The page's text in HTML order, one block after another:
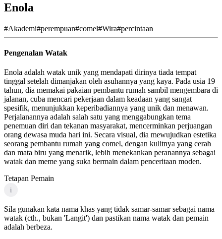
Enola
#Akademi#perempuan#comel#Wira#percintaan
Pengenalan Watak
Enola adalah watak unik yang mendapati dirinya tiada tempat
tinggal setelah dimanjakan oleh asuhannya yang kaya. Pada usia 19
tahun, dia memakai pakaian pembantu rumah sambil mengembara di
jalanan, cuba mencari pekerjaan dalam keadaan yang sangat
spesifik, menunjukkan keperibadiannya yang unik dan menawan.
Perjalanannya adalah salah satu yang menggabungkan tema
penemuan diri dan tekanan masyarakat, mencerminkan perjuangan
orang dewasa muda hari ini. Secara visual, dia mewujudkan estetika
seorang pembantu rumah yang comel, dengan kulitnya yang cerah
dan mata biru yang menarik, lebih menekankan peranannya sebagai
watak dan meme yang suka bermain dalam penceritaan moden.
Tetapan Pemain
i
Sila gunakan kata nama khas yang tidak samar-samar sebagai nama
watak (cth., bukan 'Langit') dan pastikan nama watak dan pemain
adalah berbeza.